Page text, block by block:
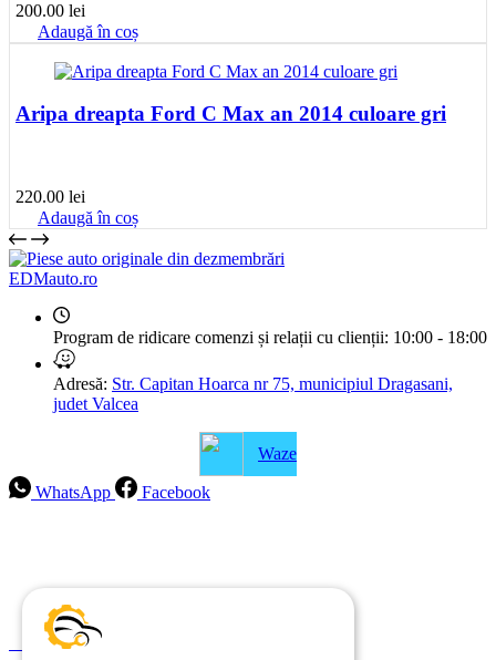
200.00 lei
Adaugă în coș
Aripa dreapta Ford C Max an 2014 culoare gri
220.00 lei
Adaugă în coș
EDMauto.ro
Program de ridicare comenzi și relații cu clienții: 10:00 - 18:00
Adresă: Str. Capitan Hoarca nr 75, municipiul Dragasani,
judet Valcea
Waze
WhatsApp
Facebook
Politica de ramburs și retur
Formular de retur